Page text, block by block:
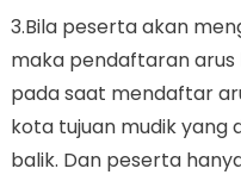
3.Bila peserta akan
maka pendaftaran
pada saat mendaftar
kota tujuan mudik yang
balik. Dan peserta